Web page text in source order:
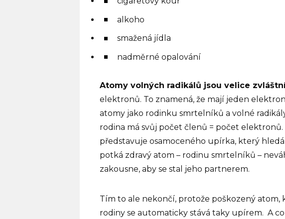
alkoho
smažená jídla
nadměrné opalování
Atomy volných radikálů jsou velice
elektronů. To znamená, že mají jeden
atomy jako rodinku smrtelníků a volné
rodina má svůj počet členů = počet
představuje osamoceného upírka, který
potká zdravý atom – rodinu smrtelníků –
zakousne, aby se stal jeho partnerem.
Tím to ale nekončí, protože poškozený atom,
rodiny se automaticky stává taky upírem. A